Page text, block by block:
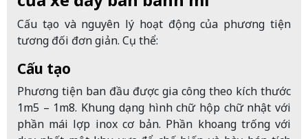
Cấu tạo và nguyên lý hoạt động của phương tiện
tương đối đơn giản. Cụ thể:
Cấu tạo
Phương tiện ban đầu được gia công theo kích thước
1m5 – 1m8. Khung dạng hình chữ hộp chữ nhật với
phần mái lợp inox cơ bản. Phần khoang trống với